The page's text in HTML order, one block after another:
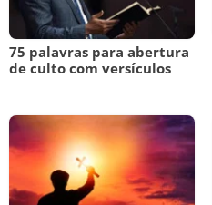
75 palavras para abertura
de culto com versículos